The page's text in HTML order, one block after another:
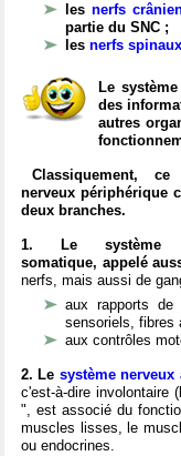
les nerfs
partie du SNC ;
les nerfs
Le
des
autres
Classiquement, ce
nerveux périphérique
deux branches.
1. Le système
somatique, appelé
nerfs, mais aussi de
aux rapports de
sensoriels, fibres
aux contrôles
2. Le système nerveux
c'est-à-dire involontaire
", est associé du
muscles lisses, le
ou endocrines.